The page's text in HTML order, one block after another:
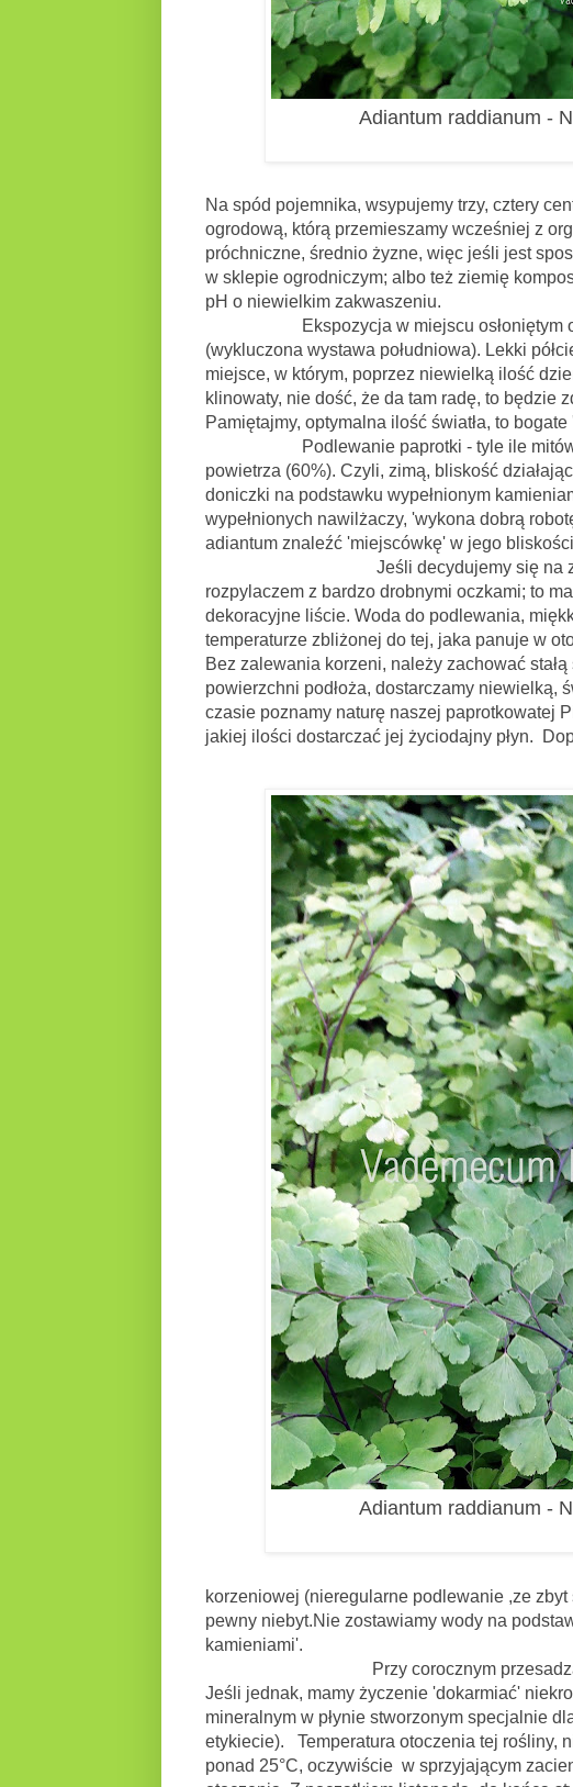
Adiantum raddianum -
Na spód pojemnika, wsypujemy trzy, cztery
ogrodową, którą przemieszamy wcześniej z
próchniczne, średnio żyzne, więc jeśli jest
w sklepie ogrodniczym; albo też ziemię
pH o niewielkim zakwaszeniu.
Ekspozycja w miejscu osłoniętym od
(wykluczona wystawa południowa). Lekki
miejsce, w którym, poprzez niewielką ilość
klinowaty, nie dość, że da tam radę, to będzie
Pamiętajmy, optymalna ilość światła, to
Podlewanie paprotki - tyle ile mitów,
powietrza (60%). Czyli, zimą, bliskość
doniczki na podstawku wypełnionym
wypełnionych nawilżaczy, 'wykona dobrą
adiantum znaleźć 'miejscówkę' w jego
Jeśli decydujemy się na zraszanie,
rozpylaczem z bardzo drobnymi oczkami; to
dekoracyjne liście. Woda do podlewania,
temperaturze zbliżonej do tej, jaka panuje w
Bez zalewania korzeni, należy zachować
powierzchni podłoża, dostarczamy niewielką,
czasie poznamy naturę naszej paprotkowatej
jakiej ilości dostarczać jej życiodajny płyn.
Adiantum raddianum -
korzeniowej (nieregularne podlewanie ,ze
pewny niebyt.Nie zostawiamy wody na
kamieniami'.
Przy corocznym przesadzaniu w
Jeśli jednak, mamy życzenie 'dokarmiać'
mineralnym w płynie stworzonym specjalnie
etykiecie). Temperatura otoczenia tej rośliny,
ponad 25°C, oczywiście w sprzyjającym